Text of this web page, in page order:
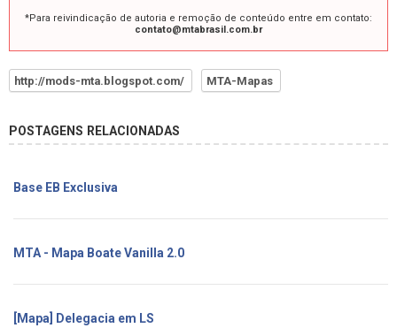
*Para reivindicação de autoria e remoção de conteúdo entre em contato:
contato@mtabrasil.com.br
http://mods-mta.blogspot.com/ MTA-Mapas
POSTAGENS RELACIONADAS
Base EB Exclusiva
MTA - Mapa Boate Vanilla 2.0
[Mapa] Delegacia em LS